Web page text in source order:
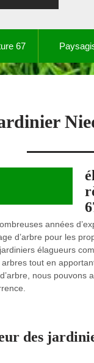
67
années
d’arbre pour les
élagueurs
tout en
nous
des